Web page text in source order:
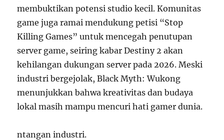
membuktikan potensi studio kecil. Komunitas
game juga ramai mendukung petisi “Stop
Killing Games” untuk mencegah penutupan
server game, seiring kabar Destiny 2 akan
kehilangan dukungan server pada 2026. Meski
industri bergejolak, Black Myth: Wukong
menunjukkan bahwa kreativitas dan budaya
lokal masih mampu mencuri hati gamer dunia.
ntangan industri.